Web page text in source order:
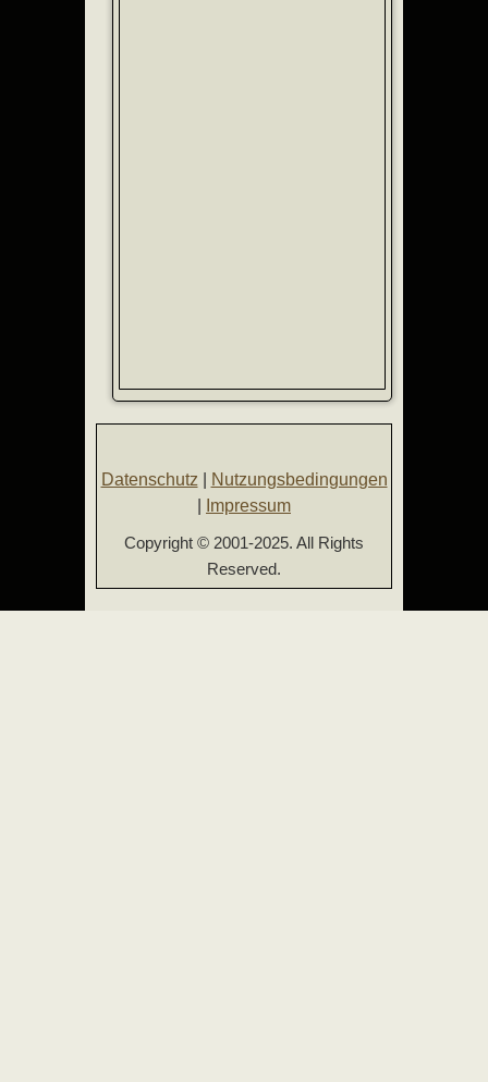
Datenschutz|
Nutzungsbedingungen
Impressum
Copyright © 2001-2025. All Rights
Reserved.